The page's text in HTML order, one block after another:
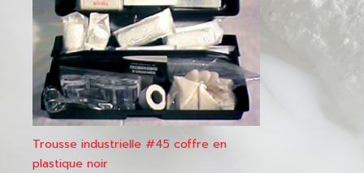
Trousse industrielle #45 coffre en
plastique noir